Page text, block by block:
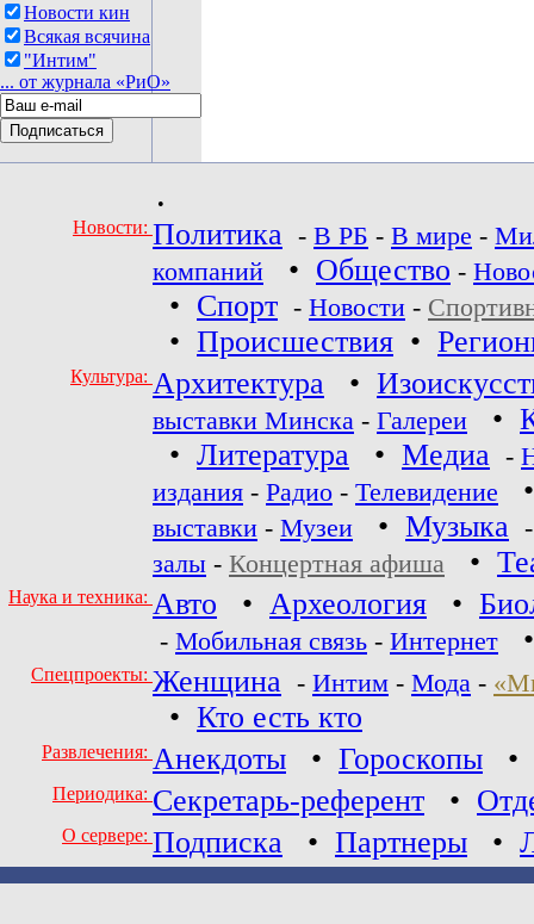
Новости кин
Всякая всячина
"Интим"
... от журнала «РиО»
•
Новости: Политика - В РБ - В мире -
компаний
• Общество -
• Спорт - Новости -
• Происшествия •
Культура: Архитектура •
выставки Минска - Галереи •
• Литература • Медиа -
издания - Радио - Телевидение
выставки - Музеи • Музыка
залы - Концертная афиша •
Наука и техника: Авто • Археология •
- Мобильная связь - Интернет
Спецпроекты: Женщина - Интим - Мода -
• Кто есть кто
Развлечения: Анекдоты • Гороскопы •
Периодика: Секретарь-референт •
О сервере: Подписка • Партнеры •